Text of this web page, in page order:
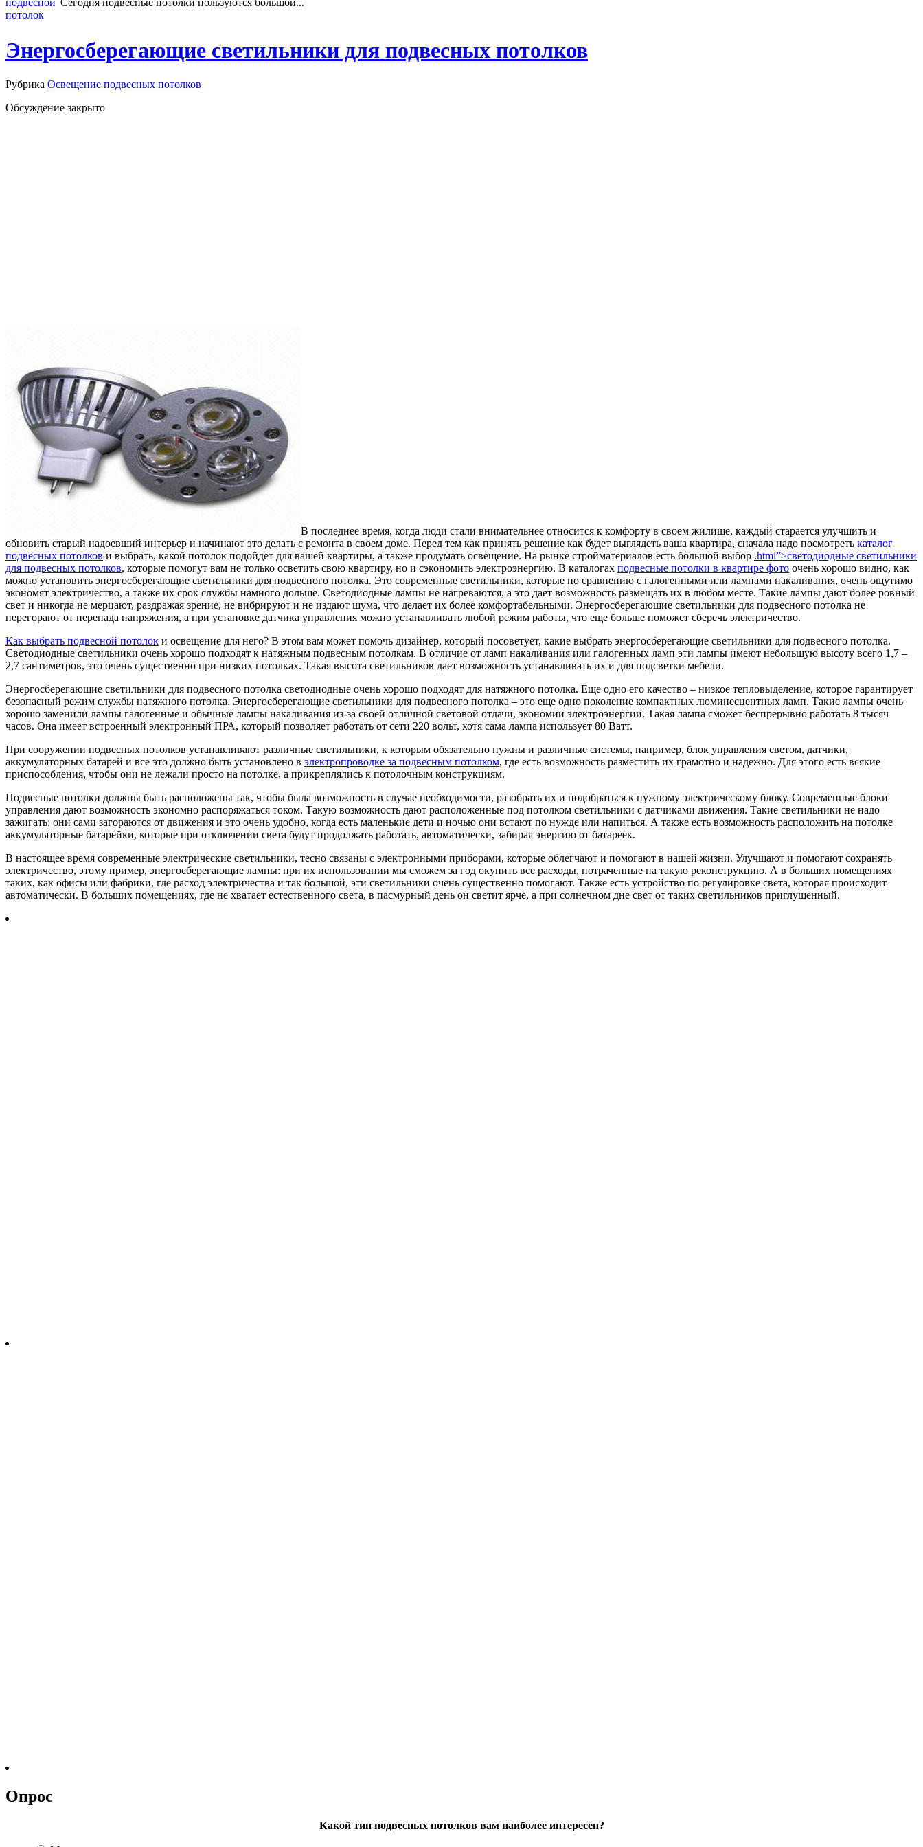
Энергосберегающие светильники для подвесных потолков
Рубрика Освещение подвесных потолков
Обсуждение закрыто
В последнее время, когда люди стали внимательнее относится к комфорту в своем жилище, каждый старается улучшить и
обновить старый надоевший интерьер и начинают это делать с ремонта в своем доме. Перед тем как принять решение как будет выглядеть ваша квартира, сначала надо посмотреть каталог
подвесных потолков и выбрать, какой потолок подойдет для вашей квартиры, а также продумать освещение. На рынке стройматериалов есть большой выбор .html”>светодиодные светильники
для подвесных потолков, которые помогут вам не только осветить свою квартиру, но и сэкономить электроэнергию. В каталогах подвесные потолки в квартире фото очень хорошо видно, как
можно установить энергосберегающие светильники для подвесного потолка. Это современные светильники, которые по сравнению с галогенными или лампами накаливания, очень ощутимо
экономят электричество, а также их срок службы намного дольше. Светодиодные лампы не нагреваются, а это дает возможность размещать их в любом месте. Такие лампы дают более ровный
свет и никогда не мерцают, раздражая зрение, не вибрируют и не издают шума, что делает их более комфортабельными. Энергосберегающие светильники для подвесного потолка не
перегорают от перепада напряжения, а при установке датчика управления можно устанавливать любой режим работы, что еще больше поможет сберечь электричество.
Как выбрать подвесной потолок и освещение для него? В этом вам может помочь дизайнер, который посоветует, какие выбрать энергосберегающие светильники для подвесного потолка.
Светодиодные светильники очень хорошо подходят к натяжным подвесным потолкам. В отличие от ламп накаливания или галогенных ламп эти лампы имеют небольшую высоту всего 1,7 –
2,7 сантиметров, это очень существенно при низких потолках. Такая высота светильников дает возможность устанавливать их и для подсветки мебели.
Энергосберегающие светильники для подвесного потолка светодиодные очень хорошо подходят для натяжного потолка. Еще одно его качество – низкое тепловыделение, которое гарантирует
безопасный режим службы натяжного потолка. Энергосберегающие светильники для подвесного потолка – это еще одно поколение компактных люминесцентных ламп. Такие лампы очень
хорошо заменили лампы галогенные и обычные лампы накаливания из-за своей отличной световой отдачи, экономии электроэнергии. Такая лампа сможет беспрерывно работать 8 тысяч
часов. Она имеет встроенный электронный ПРА, который позволяет работать от сети 220 вольт, хотя сама лампа использует 80 Ватт.
При сооружении подвесных потолков устанавливают различные светильники, к которым обязательно нужны и различные системы, например, блок управления светом, датчики,
аккумуляторных батарей и все это должно быть установлено в электропроводке за подвесным потолком, где есть возможность разместить их грамотно и надежно. Для этого есть всякие
приспособления, чтобы они не лежали просто на потолке, а прикреплялись к потолочным конструкциям.
Подвесные потолки должны быть расположены так, чтобы была возможность в случае необходимости, разобрать их и подобраться к нужному электрическому блоку. Современные блоки
управления дают возможность экономно распоряжаться током. Такую возможность дают расположенные под потолком светильники с датчиками движения. Такие светильники не надо
зажигать: они сами загораются от движения и это очень удобно, когда есть маленькие дети и ночью они встают по нужде или напиться. А также есть возможность расположить на потолке
аккумуляторные батарейки, которые при отключении света будут продолжать работать, автоматически, забирая энергию от батареек.
В настоящее время современные электрические светильники, тесно связаны с электронными приборами, которые облегчают и помогают в нашей жизни. Улучшают и помогают сохранять
электричество, этому пример, энергосберегающие лампы: при их использовании мы сможем за год окупить все расходы, потраченные на такую реконструкцию. А в больших помещениях
таких, как офисы или фабрики, где расход электричества и так большой, эти светильники очень существенно помогают. Также есть устройство по регулировке света, которая происходит
автоматически. В больших помещениях, где не хватает естественного света, в пасмурный день он светит ярче, а при солнечном дне свет от таких светильников приглушенный.
Опрос
Какой тип подвесных потолков вам наиболее интересен?